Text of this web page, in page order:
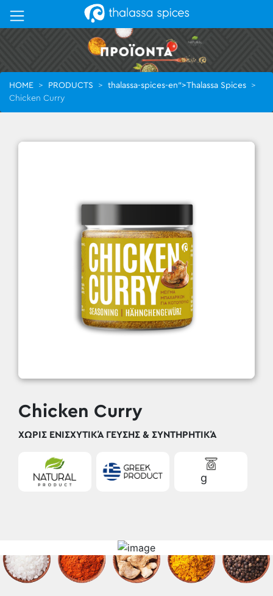
HOME > PRODUCTS > thalassa-spices-en">Thalassa Spices
>
Chicken Curry
Chicken Curry
ΧΩΡΊΣ ΕΝΙΣΧΥΤΙΚΆ ΓΕΎΣΗΣ & ΣΥΝΤΗΡΗΤΙΚΆ
g